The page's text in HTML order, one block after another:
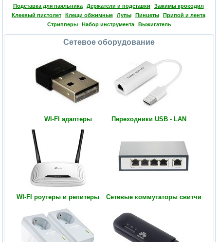
Подставка для паяльника
Держатели и подставки
Зажимы крокодил
Клеевый пистолет
Клещи обжимные Лупы Пинцеты
Припой и лента
Стрипперы
Набор инструмента Выжигатель
Сетевое оборудование
WI-FI адаптеры Переходники USB - LAN
WI-FI роутеры и репитеры Сетевые коммутаторы свитчи